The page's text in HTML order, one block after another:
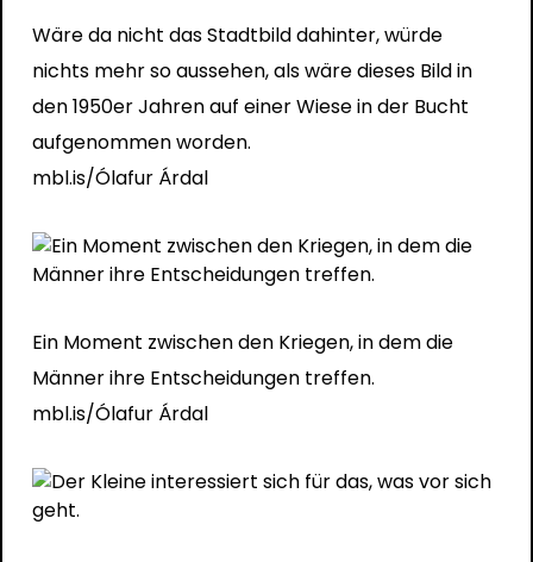
Wäre da nicht das Stadtbild dahinter, würde
nichts mehr so ​​aussehen, als wäre dieses Bild in
den 1950er Jahren auf einer Wiese in der Bucht
aufgenommen worden.
mbl.is/Ólafur Árdal
Ein Moment zwischen den Kriegen, in dem die
Männer ihre Entscheidungen treffen.
mbl.is/Ólafur Árdal